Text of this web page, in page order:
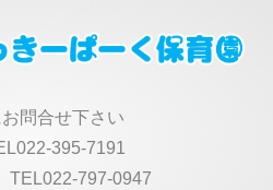
問合せ下さい
395-7191
797-0947